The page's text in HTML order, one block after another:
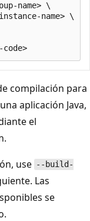
name> \
name> \
compilación para
aplicación Java,
el
use --build-
Las
se